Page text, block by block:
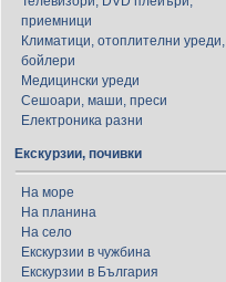
приемници
Климатици, отоплителни уреди,
бойлери
Медицински уреди
Сешоари, маши, преси
Електроника разни
Екскурзии, почивки
На море
На планина
На село
Екскурзии в чужбина
Екскурзии в България